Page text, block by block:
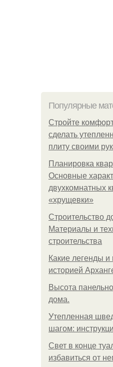
Популярные
Стройте
сделать
плиту своими
Планировка
Основные
двухкомнатных
«хрущевки»
Строительство
Материалы и
строительства
Какие легенды
историей
Высота
дома.
Утепленная
шагом:
Свет в конце
избавиться от